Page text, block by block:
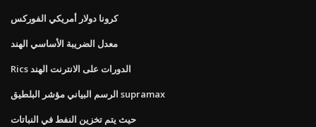
كرونا دولار أمريكي الفوركس
معدل الضريبة الأساسي الهند
Rics الدورات على الانترنت الهند
الرسم البياني مؤشر البلطيق supramax
حيث يتم تخزين النفط في النباتات